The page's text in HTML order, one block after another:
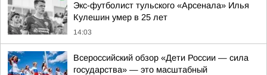
Экс-футболист тульского «Арсенала» Илья
Кулешин умер в 25 лет
14:03
Всероссийский обзор «Дети России — сила
государства» — это масштабный